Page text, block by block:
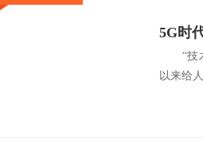
“技术
以来给